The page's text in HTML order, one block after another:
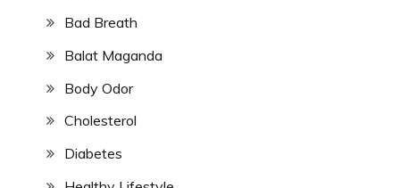
Bad Breath
Balat Maganda
Body Odor
Cholesterol
Diabetes